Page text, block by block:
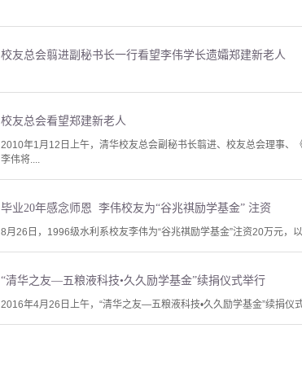
校友总会翦进副秘书长一行看望李伟学长遗孀郑建新老人
校友总会看望郑建新老人
2010年1月12日上午，清华校友总会副秘书长翦进、校友总会理事、
李伟将....
毕业20年感念师恩 李伟校友为“谷兆祺励学基金” 注资
8月26日，1996级水利系校友李伟为“谷兆祺励学基金”注资20万元，
“清华之友—五粮液科技•久久励学基金”续捐仪式举行
2016年4月26日上午，“清华之友—五粮液科技•久久励学基金”续捐